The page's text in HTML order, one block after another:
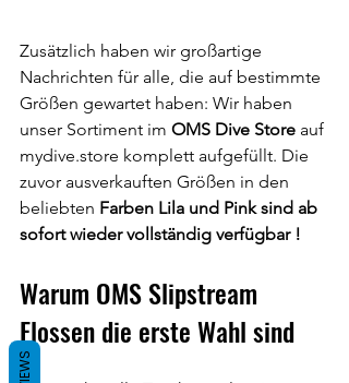
Zusätzlich haben wir großartige
Nachrichten für alle, die auf bestimmte
Größen gewartet haben: Wir haben
unser Sortiment im OMS Dive Store auf
mydive.store komplett aufgefüllt. Die
zuvor ausverkauften Größen in den
beliebten Farben Lila und Pink sind ab
sofort wieder vollständig verfügbar !
Warum OMS Slipstream
Flossen die erste Wahl sind